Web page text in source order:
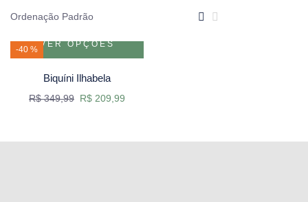
-40 %
VER OPÇÕES
Biquíni Ilhabela
R$349,99 R$ 209,99